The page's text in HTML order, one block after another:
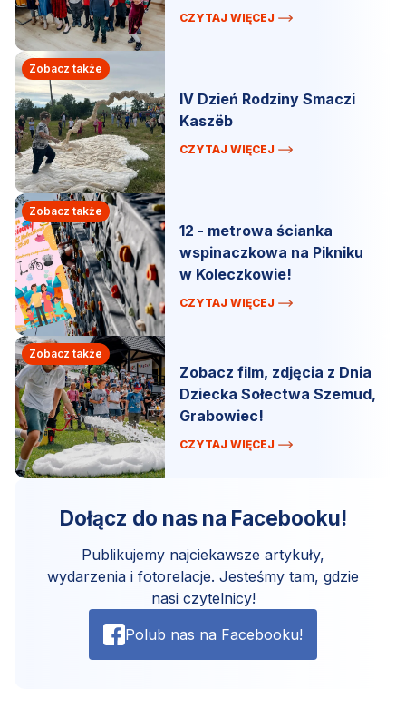
mieszkańców.
CZYTAJ WIĘCEJ
Zobacz także
IV Dzień Rodziny Smaczi
Kaszëb
CZYTAJ WIĘCEJ
Zobacz także
12 - metrowa ścianka
wspinaczkowa na Pikniku
w Koleczkowie!
CZYTAJ WIĘCEJ
Zobacz także
Zobacz film, zdjęcia z Dnia
Dziecka Sołectwa Szemud,
Grabowiec!
CZYTAJ WIĘCEJ
Dołącz do nas na Facebooku!
Publikujemy najciekawsze artykuły,
wydarzenia i fotorelacje. Jesteśmy tam, gdzie
nasi czytelnicy!
Polub nas na Facebooku!